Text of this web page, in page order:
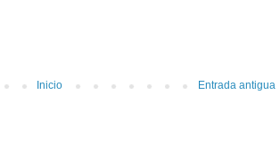
Entrada antigua
Inicio